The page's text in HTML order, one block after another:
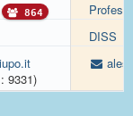
864
9331)
DISS